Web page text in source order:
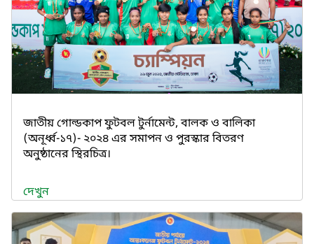
জাতীয় গোল্ডকাপ ফুটবল টুর্নামেন্ট, বালক ও বালিকা
(অনূর্ধ্ব-১৭)- ২০২৪ এর সমাপন ও পুরস্কার বিতরণ
অনুষ্ঠানের স্থিরচিত্র।
দেখুন